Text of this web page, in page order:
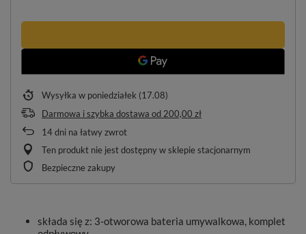
Wysyłka w poniedziałek (17.08)
Darmowa i szybka dostawa od 200,00 zł
14dni na łatwy zwrot
Ten produkt nie jest dostępny w sklepie stacjonarnym
Bezpieczne zakupy
składa się z: 3-otworowa bateria umywalkowa, komplet